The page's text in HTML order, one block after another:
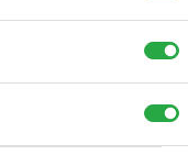
Hrvatske